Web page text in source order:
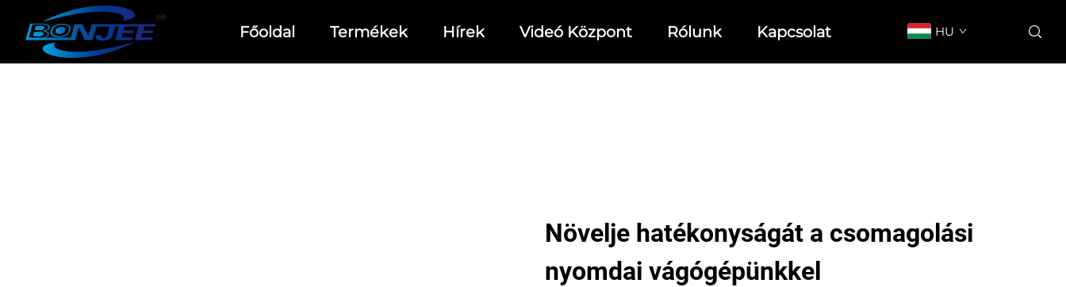
Főoldal Termékek Hírek Videó Központ Rólunk Kapcsolat HU
Növelje hatékonyságát a csomagolási
nyomdai vágógépünkkel